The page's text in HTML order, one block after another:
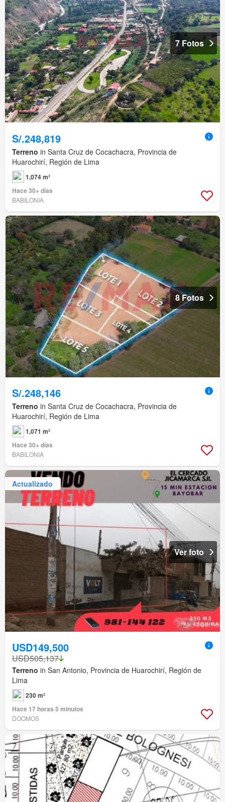
7 Fotos
S/.248,819
Terreno in Santa Cruz de Cocachacra, Provincia de
Huarochirí, Región de Lima
1,074 m²
Hace 30+ días
BABILONIA
8 Fotos
S/.248,146
Terreno in Santa Cruz de Cocachacra, Provincia de
Huarochirí, Región de Lima
1,071 m²
Hace 30+ días
BABILONIA
Actualizado
Ver foto
USD149,500
USD505,137
Terreno in San Antonio, Provincia de Huarochirí, Región de
Lima
230 m²
Hace 17 horas 5 minutos
DOOMOS